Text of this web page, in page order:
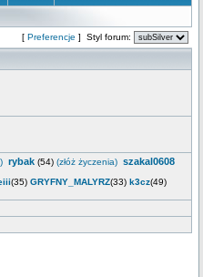
[ Preferencje ] Styl forum:
rybak (54) (złóż życzenia) szakal0608
(35) GRYFNY_MALYRZ(33) k3cz(49)